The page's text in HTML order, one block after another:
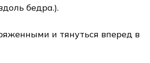
бедра.).
и тянуться вперед в